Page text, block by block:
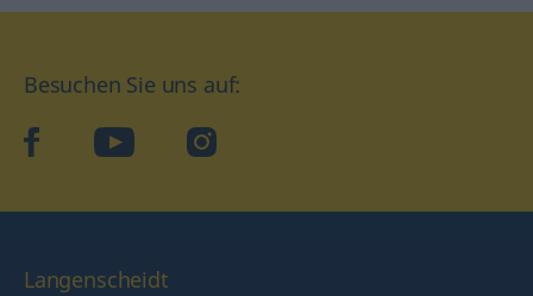
Besuchen Sie uns auf:
facebookYouTube Instagram
Langenscheidt